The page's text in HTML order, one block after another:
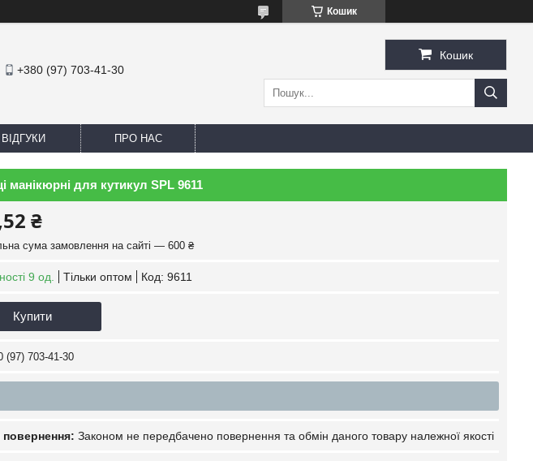
Кошик
+380 (97) 703-41-30
Кошик
ВІДГУКИ ПРО НАС
манікюрні для кутикул SPL 9611
₴
сума замовлення на сайті — 600 ₴
9 од. Тільки оптом Код: 9611
Купити
(97) 703-41-30
Законом не передбачено повернення та обмін даного товару належної якості